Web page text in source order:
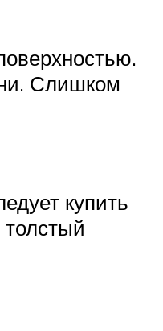
Слишком
купить